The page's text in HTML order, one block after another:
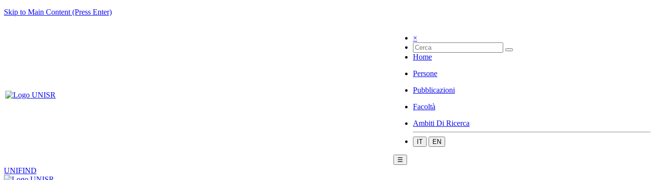
Skip to Main Content (Press Enter)
×
Home
Persone
Pubblicazioni
Facoltà
Ambiti Di Ricerca
IT EN
☰
UNIFIND